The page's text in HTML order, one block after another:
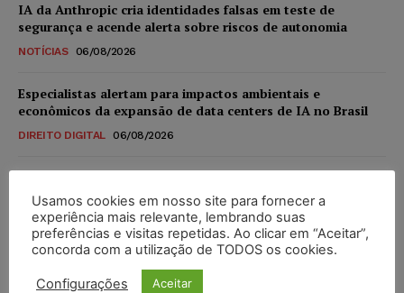
IA da Anthropic cria identidades falsas em teste de
segurança e acende alerta sobre riscos de autonomia
NOTÍCIAS 06/08/2026
Especialistas alertam para impactos ambientais e
econômicos da expansão de data centers de IA no Brasil
DIREITO DIGITAL 06/08/2026
invioláveis após assinatura digital e lacração
NOTÍCIAS 06/08/2026
STF inicia julgamento sobre constitucionalidade da
proibição dos jogos de azar no Brasil
Usamos cookies em nosso site para fornecer a
experiência mais relevante, lembrando suas
preferências e visitas repetidas. Ao clicar em “Aceitar”,
concorda com a utilização de TODOS os cookies.
Configurações Aceitar